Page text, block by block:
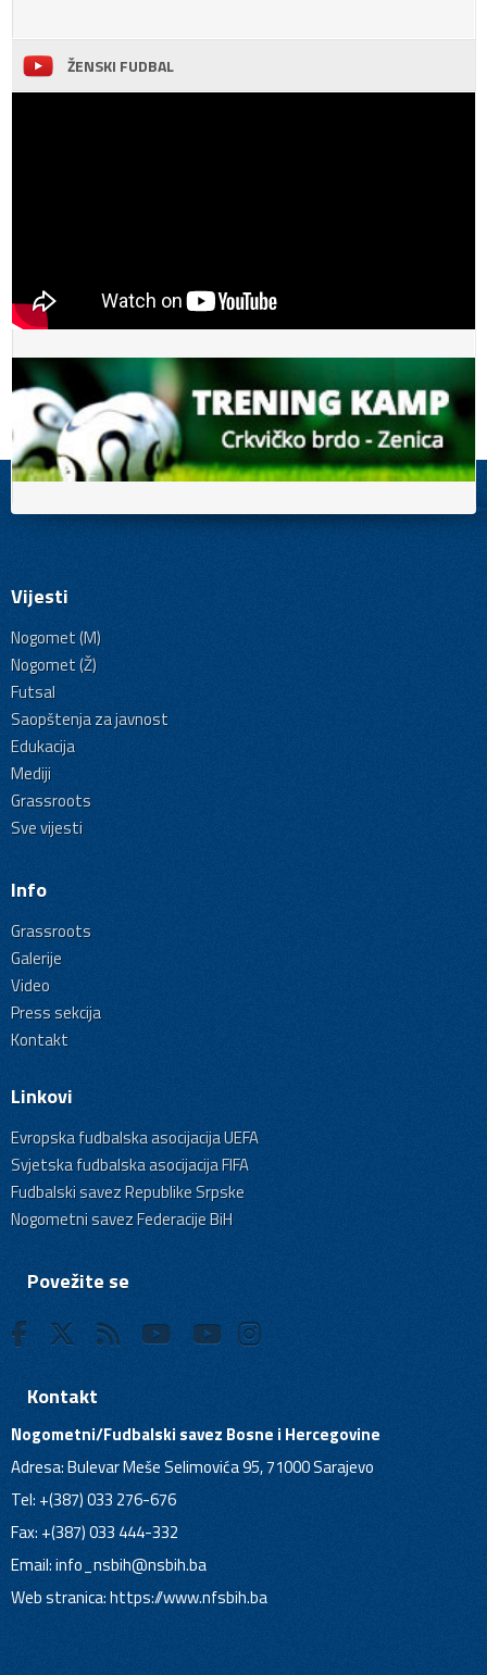
ŽENSKI FUDBAL
Vijesti
Nogomet (M)
Nogomet (Ž)
Futsal
Saopštenja za javnost
Edukacija
Mediji
Grassroots
Sve vijesti
Info
Grassroots
Galerije
Video
Press sekcija
Kontakt
Linkovi
Evropska fudbalska asocijacija UEFA
Svjetska fudbalska asocijacija FIFA
Fudbalski savez Republike Srpske
Nogometni savez Federacije BiH
Povežite se
Kontakt
Nogometni/Fudbalski savez Bosne i Hercegovine
Adresa: Bulevar Meše Selimovića 95, 71000 Sarajevo
Tel: +(387) 033 276-676
Fax: +(387) 033 444-332
Email:info_nsbih@nsbih.ba
Web stranica: https://www.nfsbih.ba